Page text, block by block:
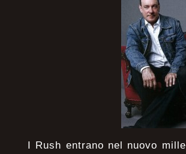
I Rush entrano nel nuovo